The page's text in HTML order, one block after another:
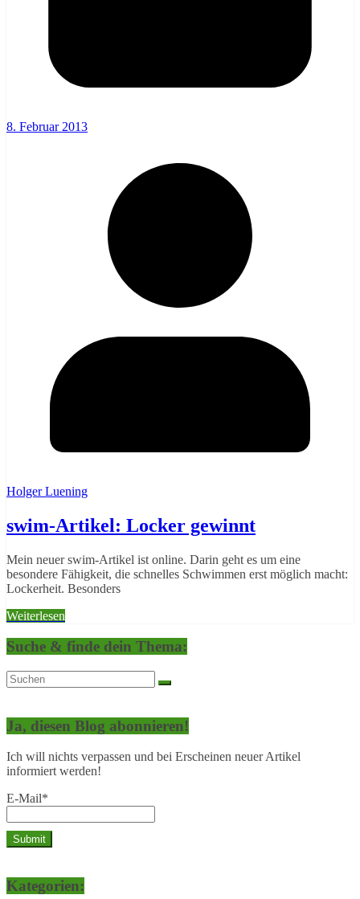
8. Februar 2013
Holger Luening
swim-Artikel: Locker gewinnt
Mein neuer swim-Artikel ist online. Darin geht es um eine
besondere Fähigkeit, die schnelles Schwimmen erst möglich macht:
Lockerheit. Besonders
Weiterlesen
Suche & finde dein Thema:
Ja, diesen Blog abonnieren!
Ich will nichts verpassen und bei Erscheinen neuer Artikel
informiert werden!
E-Mail*
Kategorien: